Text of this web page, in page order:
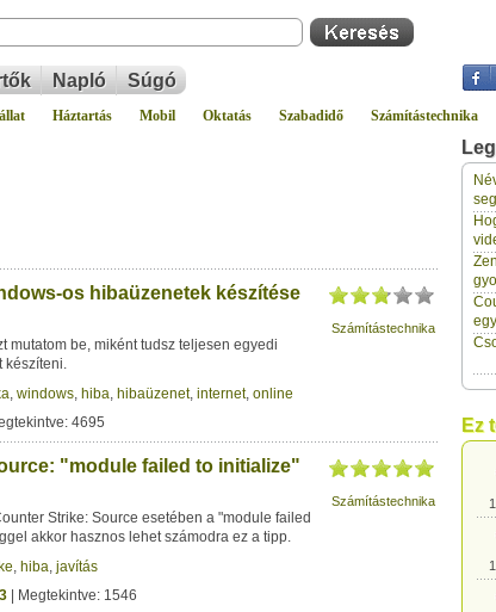
Napló Súgó
Háztartás Mobil Oktatás Szabadidő Számítástechnika
os hibaüzenetek készítése
mutatom be, miként tudsz teljesen egyedi
készíteni.
, windows, hiba, hibaüzenet, internet, online
4695
Számítástechnika
"module failed to initialize"
Strike: Source esetében a "module failed
akkor hasznos lehet számodra ez a tipp.
, hiba, javítás
| Megtekintve: 1546
Számítástechnika
Ez